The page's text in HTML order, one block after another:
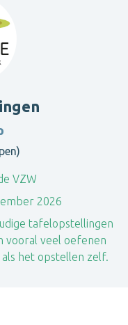
VZW
2026
tafelopstellingen
vooral veel oefenen
het opstellen zelf.